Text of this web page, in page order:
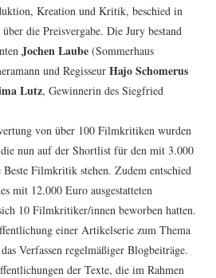
Kreation und Kritik, beschied in
die Preisvergabe. Die Jury bestand
Jochen Laube (Sommerhaus
und RegisseurHajo Schomerus
Lutz, Gewinnerin des Siegfried
von über 100 Filmkritiken wurden
nun auf der Shortlist für den mit 3.000
Filmkritik stehen. Zudem entschied
mit 12.000 Euro ausgestatteten
10 Filmkritiker/innen beworben hatten.
einer Artikelserie zum Thema
Verfassen regelmäßiger Blogbeiträge.
der Texte, die im Rahmen